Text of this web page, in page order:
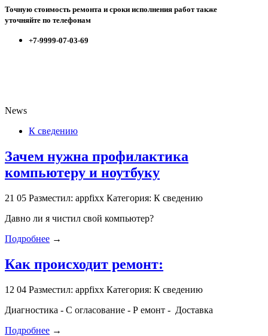
Точную стоимость ремонта и сроки исполнения работ также
уточняйте по телефонам
+7-9999-07-03-69
News
К сведению
Зачем нужна профилактика
компьютеру и ноутбуку
21 05 Разместил: appfixx Категория: К сведению
Давно ли я чистил свой компьютер?
Подробнее →
Как происходит ремонт:
12 04 Разместил: appfixx Категория: К сведению
Диагностика - С огласование - Р емонт - Доставка
Подробнее →